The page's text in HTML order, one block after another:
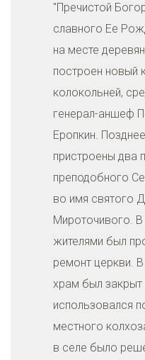
"Пречистой
славного Ее
на месте
построен новый
колокольней,
генерал-аншеф
Еропкин.
пристроены два
преподобного
во имя святого
Мироточивого.
жителями был
ремонт церкви.
храм был закрыт
использовался
местного
в селе было